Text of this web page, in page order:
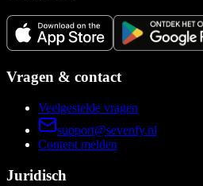
Vragen & contact
Veelgestelde vragen
support@sevenfy.nl
Content melden
Juridisch